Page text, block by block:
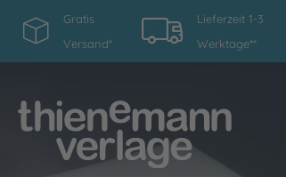
Gratis
Versand*
Lieferzeit 1-3
Werktage**